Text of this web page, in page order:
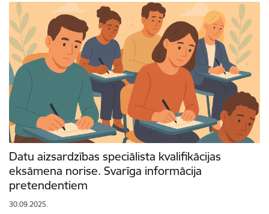
Datu aizsardzības speciālista kvalifikācijas
eksāmena norise. Svarīga informācija
pretendentiem
30.09.2025.